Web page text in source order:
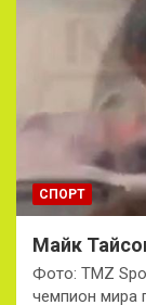
СПОРТ
Майк
Фото: TMZ
чемпион мира